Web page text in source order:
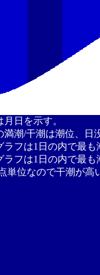
月日を示す。
満潮/干潮は潮位、
ラフは1日の内で最
ラフは1日の内で最
単位なので干潮が高